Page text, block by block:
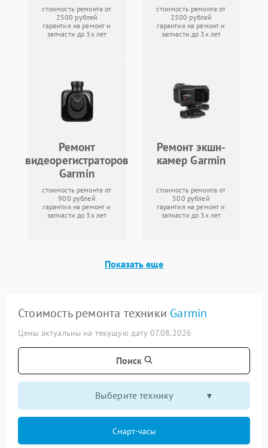
стоимость ремонта от
2500 рублей
гарантия на ремонт и
запчасти до 3х лет
стоимость ремонта от
2500 рублей
гарантия на ремонт и
запчасти до 3х лет
Ремонт
видеорегистраторов
Garmin
стоимость ремонта от
900 рублей
гарантия на ремонт и
запчасти до 3х лет
Ремонт экшн-
камер Garmin
стоимость ремонта от
500 рублей
гарантия на ремонт и
запчасти до 3х лет
Показать еще
Стоимость ремонта техники Garmin
Цены актуальны на текущую дату 07.08.2026
Поиск
Выберите технику
Смарт-часы